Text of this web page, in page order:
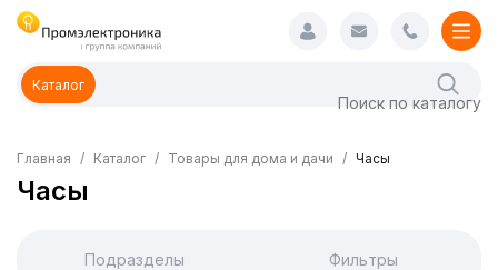
Каталог
Главная Каталог Товары для дома и дачи Часы
Часы
Подразделы Фильтры